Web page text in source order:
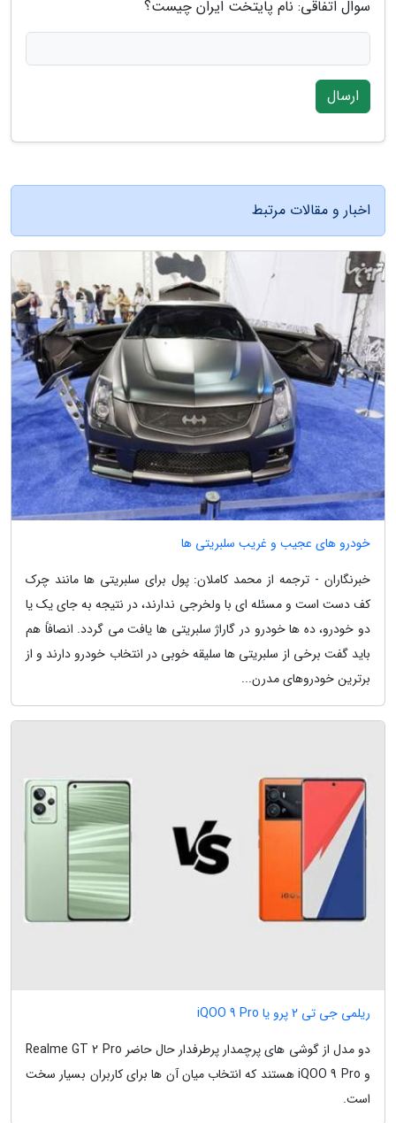
سوال اتفاقی: نام پایتخت ایران چیست؟
ارسال
اخبار و مقالات مرتبط
خودرو های عجیب و غریب سلبریتی ها
خبرنگاران - ترجمه از محمد کاملان: پول برای سلبریتی ها مانند چرک
کف دست است و مسئله ای با ولخرجی ندارند، در نتیجه به جای یک یا
دو خودرو، ده ها خودرو در گاراژ سلبریتی ها یافت می گردد. انصافاً هم
باید گفت برخی از سلبریتی ها سلیقه خوبی در انتخاب خودرو دارند و از
برترین خودروهای مدرن...
ریلمی جی تی 2 پرو یا iQOO 9 Pro
دو مدل از گوشی های پرچمدار پرطرفدار حال حاضر Realme GT 2 Pro
و iQOO 9 Pro هستند که انتخاب میان آن ها برای کاربران بسیار سخت
است.